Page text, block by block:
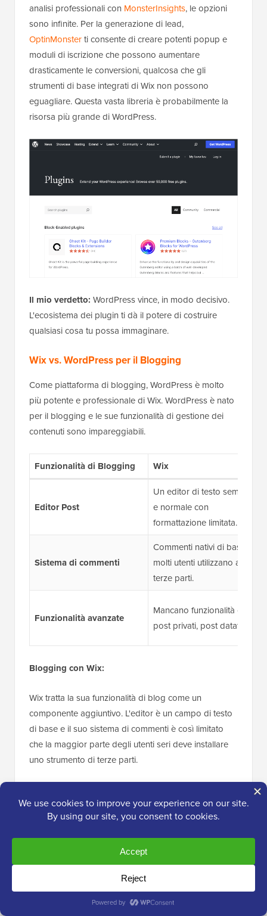
analisi professionali con MonsterInsights, le opzioni
sono infinite. Per la generazione di lead,
OptinMonsterti consente di creare potenti popup e
moduli di iscrizione che possono aumentare
drasticamente le conversioni, qualcosa che gli
strumenti di base integrati di Wix non possono
eguagliare. Questa vasta libreria è probabilmente la
risorsa più grande di WordPress.
Il mio verdetto: WordPress vince, in modo decisivo.
L'ecosistema dei plugin ti dà il potere di costruire
qualsiasi cosa tu possa immaginare.
Wix vs. WordPress per il Blogging
Come piattaforma di blogging, WordPress è molto
più potente e professionale di Wix. WordPress è nato
per il blogging e le sue funzionalità di gestione dei
contenuti sono impareggiabili.
Funzionalità di Blogging Wix
Editor Post
Un editor di testo semplice
e normale con
formattazione limitata.
Sistema di commenti
Commenti nativi di base;
molti utenti utilizzano app di
terze parti.
Funzionalità avanzate
Mancano funzionalità come
post privati, post datati, ecc.
Blogging con Wix:
Wix tratta la sua funzionalità di blog come un
componente aggiuntivo. L'editor è un campo di testo
di base e il suo sistema di commenti è così limitato
che la maggior parte degli utenti seri deve installare
uno strumento di terze parti.
marketing professionale.